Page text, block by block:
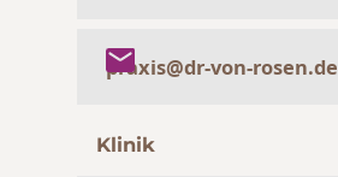
praxis@dr-von-rosen.de
Klinik